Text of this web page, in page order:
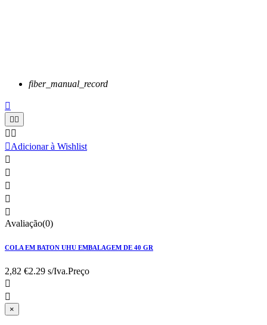
fiber_manual_record

 
 
Adicionar à Wishlist





Avaliação(0)
COLA EM BATON UHU EMBALAGEM DE 40 GR
2,82 €2.29 s/Iva.Preço


×